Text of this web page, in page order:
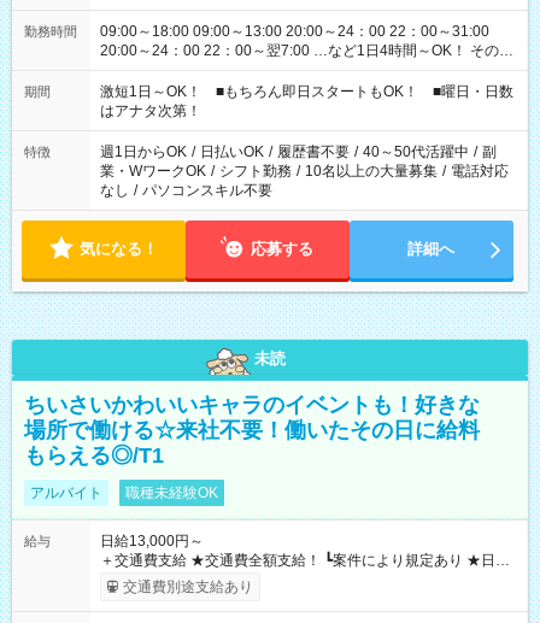
勤務時間
09:00～18:00 09:00～13:00 20:00～24：00 22：00～31:00
20:00～24：00 22：00～翌7:00 …など1日4時間～OK！ その他
シフトもございます！ お気軽にご相談ください！
期間
激短1日～OK！ ■もちろん即日スタートもOK！ ■曜日・日数
はアナタ次第！
特徴 週1日からOK / 日払いOK / 履歴書不要 / 40～50代活躍中 / 副
業・WワークOK / シフト勤務 / 10名以上の大量募集 / 電話対応
なし / パソコンスキル不要
気になる！ 応募する 詳細へ
未読
ちいさいかわいいキャラのイベントも！好きな
場所で働ける☆来社不要！働いたその日に給料
もらえる◎/T1
アルバイト 職種未経験OK
給与
日給13,000円～
＋交通費支給 ★交通費全額支給！ ┗案件により規定あり ★日払
いOK！（規定あり） ┗働いたその日に現金GET♪ お仕事後はコ
ンビニATMから 日払い分を引き落とせます！ 【試用期間】試
交通費別途支給あり